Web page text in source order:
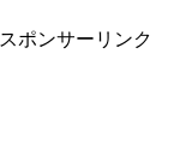
スポンサーリンク